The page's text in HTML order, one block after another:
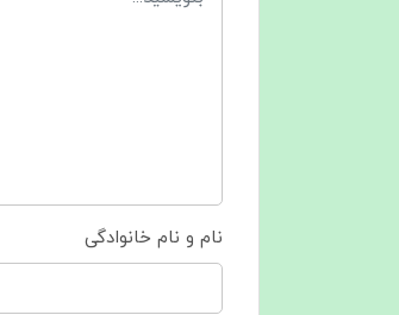
نام و نام خانوادگی